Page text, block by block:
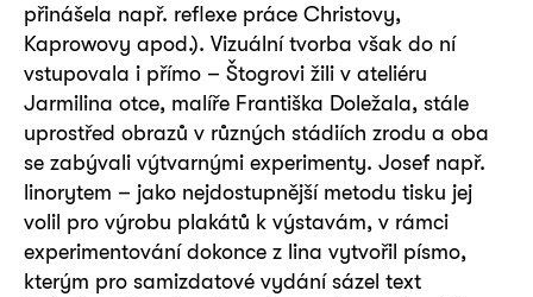
přinášela např. reflexe práce Christovy,
Kaprowovy apod.). Vizuální tvorba však do ní
vstupovala i přímo – Štogrovi žili v ateliéru
Jarmilina otce, malíře Františka Doležala, stále
uprostřed obrazů v různých stádiích zrodu a oba
se zabývali výtvarnými experimenty. Josef např.
linorytem – jako nejdostupnější metodu tisku jej
volil pro výrobu plakátů k výstavám, v rámci
experimentování dokonce z lina vytvořil písmo,
kterým pro samizdatové vydání sázel text